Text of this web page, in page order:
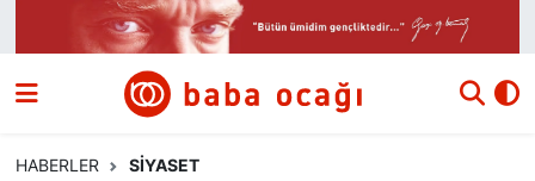
HABERLER SIYASET
Siyaset
Nöbetçi Eczaneler
Hava Durumu